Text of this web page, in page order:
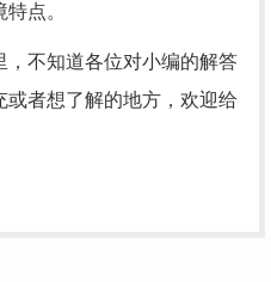
点。
，不知道各位对小编的解答
者想了解的地方，欢迎给